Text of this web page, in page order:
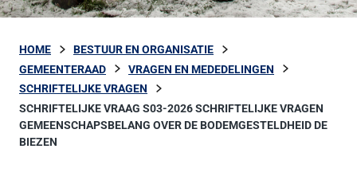
HOME
BESTUUR EN ORGANISATIE
GEMEENTERAAD
VRAGEN EN MEDEDELINGEN
SCHRIFTELIJKE VRAGEN
SCHRIFTELIJKE VRAAG S03-2026 SCHRIFTELIJKE VRAGEN
GEMEENSCHAPSBELANG OVER DE BODEMGESTELDHEID DE
BIEZEN